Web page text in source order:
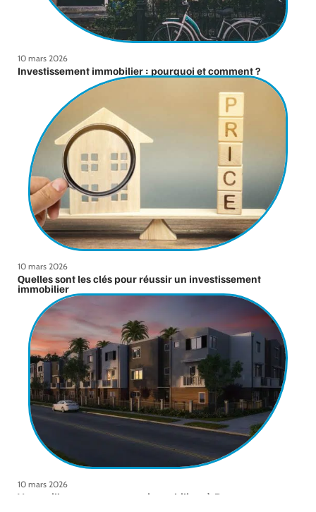
10 mars 2026
Investissement immobilier : pourquoi et comment ?
10 mars 2026
Quelles sont les clés pour réussir un investissement
immobilier
10 mars 2026
Vos meilleurs programmes immobiliers à Rennes